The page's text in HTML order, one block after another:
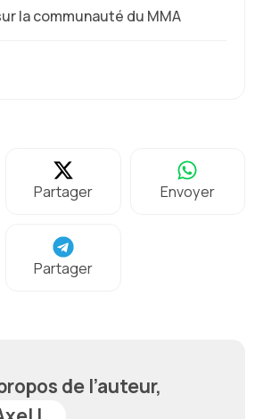
la communauté du MMA
Partager Envoyer
Partager
de l’auteur,